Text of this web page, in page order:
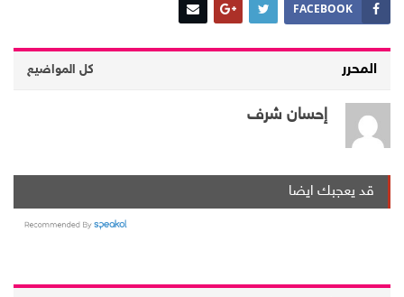
FACEBOOK
المحرر كل المواضيع
إحسان شرف
قد يعجبك ايضا